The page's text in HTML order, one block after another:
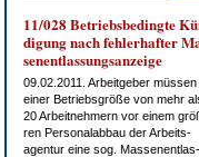
11/028 Be­triebs­be­ding­te
di­gung nach feh­ler­haf­ter
sen­ent­las­sungs­an­zei­ge
09.02.2011. Ar­beit­ge­ber müs­sen
ei­ner Be­triebs­grö­ße von mehr
20 Ar­beit­neh­mern vor ei­nem
ren Per­so­nal­ab­bau der Ar­beits­
agen­tur ei­ne sog. Mas­sen­ent­las­